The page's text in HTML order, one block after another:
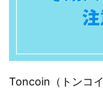
Toncoin（トンコ